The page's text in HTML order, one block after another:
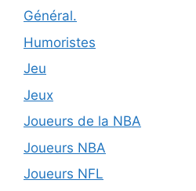
Général.
Humoristes
Jeu
Jeux
Joueurs de la NBA
Joueurs NBA
Joueurs NFL